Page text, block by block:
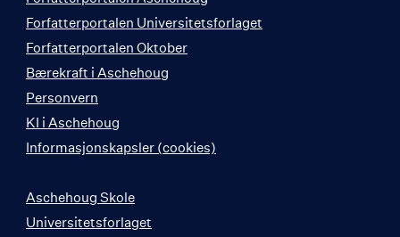
Forfatterportalen Universitetsforlaget
Forfatterportalen Oktober
Bærekraft i Aschehoug
Personvern
KI i Aschehoug
Informasjonskapsler (cookies)
Aschehoug Skole
Universitetsforlaget